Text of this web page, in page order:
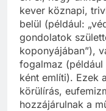
kever köznapi,
belül (például:
gondolatok
koponyájában”),
fogalmaz (például
ként említi). Ezek
körülírás,
hozzájárulnak a